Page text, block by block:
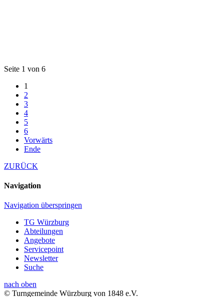
Seite 1 von 6
1
2
3
4
5
6
Vorwärts
Ende
ZURÜCK
Navigation
Navigation überspringen
TG Würzburg
Abteilungen
Angebote
Servicepoint
Newsletter
Suche
nach oben
© Turngemeinde Würzburg von 1848 e.V.